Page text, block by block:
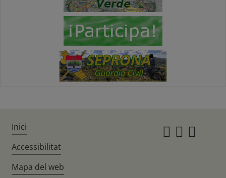
Inici
Accessibilitat
Mapa del web